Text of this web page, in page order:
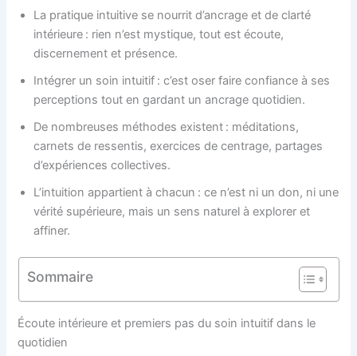
La pratique intuitive se nourrit d’ancrage et de clarté
intérieure : rien n’est mystique, tout est écoute,
discernement et présence.
Intégrer un soin intuitif : c’est oser faire confiance à ses
perceptions tout en gardant un ancrage quotidien.
De nombreuses méthodes existent : méditations,
carnets de ressentis, exercices de centrage, partages
d’expériences collectives.
L’intuition appartient à chacun : ce n’est ni un don, ni une
vérité supérieure, mais un sens naturel à explorer et
affiner.
Sommaire
Écoute intérieure et premiers pas du soin intuitif dans le
quotidien